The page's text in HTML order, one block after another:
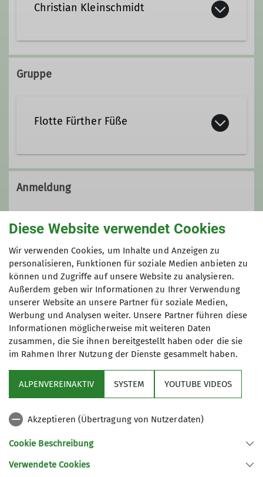
Christian Kleinschmidt
0178 6456430
Gruppe
Flotte Fürther Füße
DieFlottenFürtherFüße.
Unsere DAV-Gruppe ist nun schon
über 10 Jahre alt und wir haben mehr
als 100 Mitglieder. Wir sind dieFlotten
Fürther Füße, weil wir Kondition für
gute Laune sowie Schuhe rund um
unsere Füße und zweckmäßige
Kleidung haben und aus Fürth
kommen - die meisten zumindest.
Viele unserer Mitglieder führen
Heimat- und Bergwanderungen von
einfach bis hin zu anspruchsvollen
Klettersteigen durch. Auch mehrtägige
(Berg)touren, Ausflüge mit
Besichtigungen, Kanufahrten oder
willkommene Abwechslung im
wir gerne die Bergwelt abseits der
Pisten auf Schneeschuhen.
Anmeldung
SMS 0178 6456430
christian.dav-fuerth@t-online.de
Anmeldung bis
01.06.2025
Sektion
Programm
Diese Website verwendet Cookies
Wir verwenden Cookies, um Inhalte und Anzeigen zu
personalisieren, Funktionen für soziale Medien anbieten zu
können und Zugriffe auf unsere Website zu analysieren.
Außerdem geben wir Informationen zu Ihrer Verwendung
unserer Website an unsere Partner für soziale Medien,
Werbung und Analysen weiter. Unsere Partner führen diese
Informationen möglicherweise mit weiteren Daten
zusammen, die Sie ihnen bereitgestellt haben oder die sie
im Rahmen Ihrer Nutzung der Dienste gesammelt haben.
ALPENVEREINAKTIV SYSTEM YOUTUBE VIDEOS
Akzeptieren (Übertragung von Nutzerdaten)
Cookie Beschreibung
Verwendete Cookies